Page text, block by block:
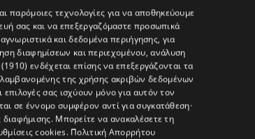
παρόμοιες τεχνολογίες για να αποθηκεύουμε
σας και να επεξεργαζόμαστε προσωπικά
και δεδομένα περιήγησης, για
διαφημίσεων και περιεχομένου, ανάλυση
ενδέχεται επίσης να επεξεργάζονται τα
της χρήσης ακριβών δεδομένων
σας ισχύουν μόνο για αυτόν τον
σε έννομο συμφέρον αντί για συγκατάθεση·
διαφήμισης. Μπορείτε να ανακαλέσετε τη
cookies. Πολιτική Απορρήτου